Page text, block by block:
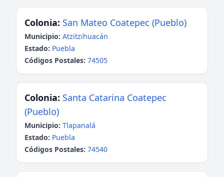
Colonia: San Mateo Coatepec (Pueblo)
Municipio: Atzitzihuacán
Estado: Puebla
Códigos Postales: 74505
Colonia: Santa Catarina Coatepec
(Pueblo)
Municipio: Tlapanalá
Estado: Puebla
Códigos Postales: 74540